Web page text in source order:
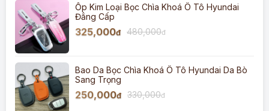
Ốp Kim Loại Bọc Chìa Khoá Ô Tô Hyundai
Đẳng Cấp
325,000đ 480,000đ
Bao Da Bọc Chìa Khoá Ô Tô Hyundai Da Bò
Sang Trọng
250,000đ 330,000đ